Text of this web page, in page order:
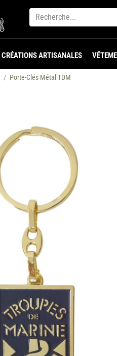
CRÉATIONS ARTISANALES
/ Porte-Clés Métal TDM